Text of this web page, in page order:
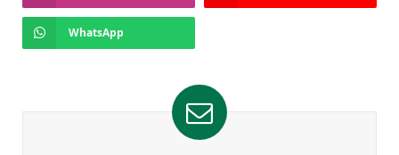
WhatsApp